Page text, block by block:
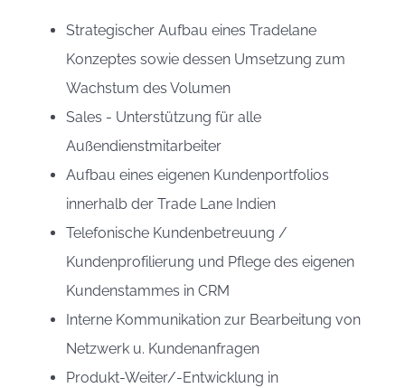
Strategischer Aufbau eines Tradelane
Konzeptes sowie dessen Umsetzung zum
Wachstum des Volumen
Sales - Unterstützung für alle
Außendienstmitarbeiter
Aufbau eines eigenen Kundenportfolios
innerhalb der Trade Lane Indien
Telefonische Kundenbetreuung /
Kundenprofilierung und Pflege des eigenen
Kundenstammes in CRM
Interne Kommunikation zur Bearbeitung von
Netzwerk u. Kundenanfragen
Produkt-Weiter/-Entwicklung in